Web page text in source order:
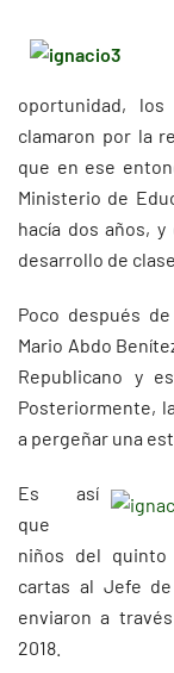
oportunidad,
clamaron por la
que en ese
Ministerio de
hacía dos años,
desarrollo de
Poco después
Mario Abdo
Republicano y
Posteriormente,
a pergeñar una
Es así
que
niños del quinto
cartas al Jefe
enviaron a
2018.